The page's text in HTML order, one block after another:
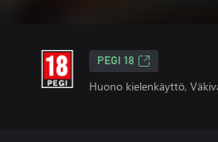
PEGI 18
Huono kielenkäyttö,